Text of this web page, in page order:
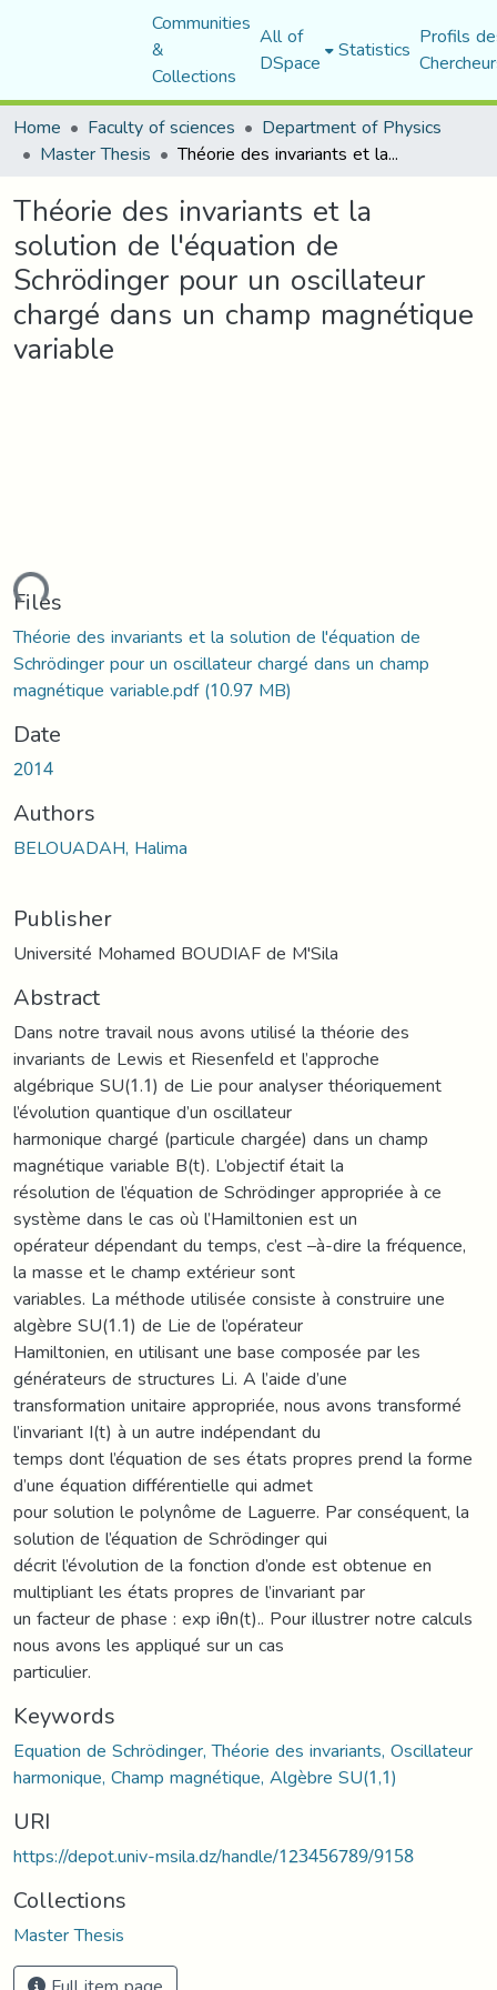
Communities
&
Collections
All of
DSpace Statistics Profils
Home
Faculty of sciences Department of Physics
Master Thesis Théorie des invariants et la solution de l'équation de Schrödinger pour un oscillateur chargé dans un champ magnétique variable
Théorie des invariants et la
solution de l'équation de
Schrödinger pour un oscillateur
chargé dans un champ magnétique
variable
Files
Théorie des invariants et la solution de l'équation de
Schrödinger pour un oscillateur chargé dans un champ
magnétique variable.pdf(10.97 MB)
Date
2014
Authors
BELOUADAH, Halima
Publisher
Université Mohamed BOUDIAF de M'Sila
Abstract
Dans notre travail nous avons utilisé la théorie des
invariants de Lewis et Riesenfeld et l’approche
algébrique SU(1.1) de Lie pour analyser théoriquement
l’évolution quantique d’un oscillateur
harmonique chargé (particule chargée) dans un champ
magnétique variable B(t). L’objectif était la
résolution de l’équation de Schrödinger appropriée à ce
système dans le cas où l’Hamiltonien est un
opérateur dépendant du temps, c’est –à-dire la fréquence,
la masse et le champ extérieur sont
variables. La méthode utilisée consiste à construire une
algèbre SU(1.1) de Lie de l’opérateur
Hamiltonien, en utilisant une base composée par les
générateurs de structures Li. A l’aide d’une
transformation unitaire appropriée, nous avons transformé
l’invariant I(t) à un autre indépendant du
temps dont l’équation de ses états propres prend la forme
d’une équation différentielle qui admet
pour solution le polynôme de Laguerre. Par conséquent, la
solution de l’équation de Schrödinger qui
décrit l’évolution de la fonction d’onde est obtenue en
multipliant les états propres de l’invariant par
un facteur de phase : exp iθn(t).. Pour illustrer notre calculs
nous avons les appliqué sur un cas
particulier.
Keywords
Equation de Schrödinger, Théorie des invariants, Oscillateur
harmonique, Champ magnétique, Algèbre SU(1,1)
URI
https://depot.univ-msila.dz/handle/123456789/9158
Collections
Master Thesis